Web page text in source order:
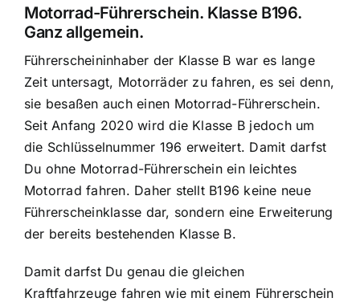
Motorrad-Führerschein. Klasse B196.
Ganz allgemein.
Führerscheininhaber der Klasse B war es lange
Zeit untersagt, Motorräder zu fahren, es sei denn,
sie besaßen auch einen Motorrad-Führerschein.
Seit Anfang 2020 wird die Klasse B jedoch um
die Schlüsselnummer 196 erweitert. Damit darfst
Du ohne Motorrad-Führerschein ein leichtes
Motorrad fahren. Daher stellt B196 keine neue
Führerscheinklasse dar, sondern eine Erweiterung
der bereits bestehenden Klasse B.
Damit darfst Du genau die gleichen
Kraftfahrzeuge fahren wie mit einem Führerschein